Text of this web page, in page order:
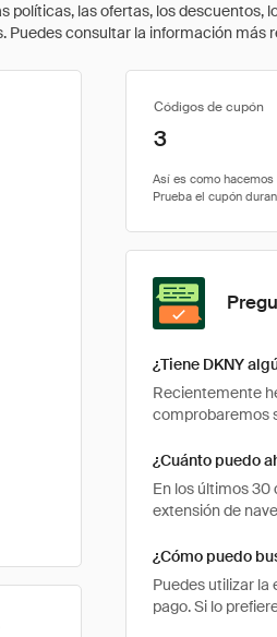
políticas, las ofertas, los
Puedes consultar la información más
Códigos de cupón
3
¿Tiene DKNY
Recientemente
comprobaremos
¿Cuánto puedo
En los últimos 30
extensión de
¿Cómo puedo
Puedes utilizar
pago. Si lo